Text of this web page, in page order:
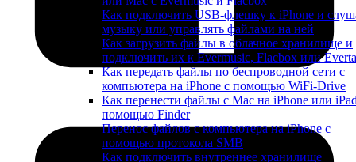
Как подключить USB-флешку к iPhone и
музыку или управлять файлами на ней
Как загрузить файлы в облачное хранилище и
подключить их к Evermusic, Flacbox или
Как передать файлы по беспроводной сети с
компьютера на iPhone с помощью WiFi-Drive
Как перенести файлы с Mac на iPhone или
помощью Finder
Перенос файлов с компьютера на iPhone с
помощью протокола SMB
Как подключить внутреннее хранилище